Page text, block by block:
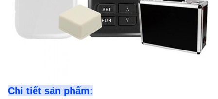
Chi tiết sản phẩm: